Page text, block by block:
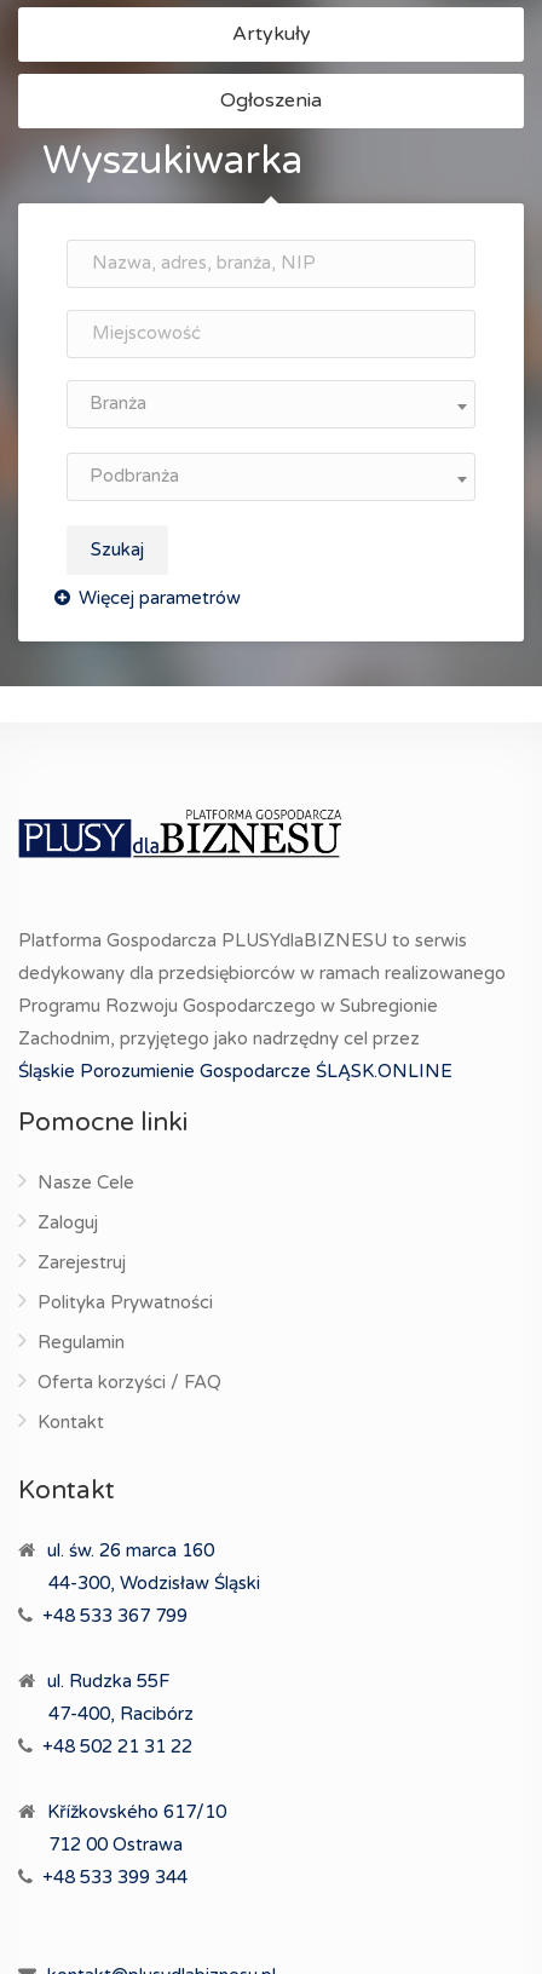
Artykuły
Ogłoszenia
Wyszukiwarka
Branża
Podbranża
Szukaj
Platforma Gospodarcza PLUSYdlaBIZNESU to serwis
dedykowany dla przedsiębiorców w ramach realizowanego
Programu Rozwoju Gospodarczego w Subregionie
Zachodnim, przyjętego jako nadrzędny cel przez
Śląskie Porozumienie Gospodarcze ŚLĄSK.ONLINE
Pomocne linki
Nasze Cele
Zaloguj
Zarejestruj
Polityka Prywatności
Regulamin
Oferta korzyści / FAQ
Kontakt
Kontakt
ul. św. 26 marca 160
44-300, Wodzisław Śląski
+48 533 367 799
ul. Rudzka 55F
47-400, Racibórz
+48 502 21 31 22
Křížkovského 617/10
712 00 Ostrawa
+48 533 399 344